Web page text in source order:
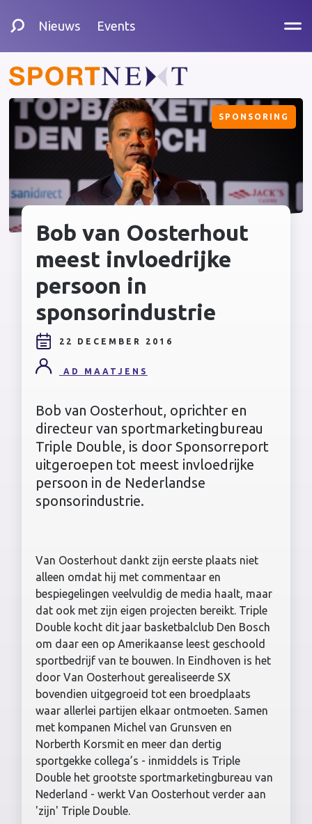
Nieuws Events
SPONSORING
Bob van Oosterhout
meest invloedrijke
persoon in
sponsorindustrie
22 DECEMBER 2016
AD MAATJENS
Bob van Oosterhout, oprichter en
directeur van sportmarketingbureau
Triple Double, is door Sponsorreport
uitgeroepen tot meest invloedrijke
persoon in de Nederlandse
sponsorindustrie.
Van Oosterhout dankt zijn eerste plaats niet
alleen omdat hij met commentaar en
bespiegelingen veelvuldig de media haalt, maar
dat ook met zijn eigen projecten bereikt. Triple
Double kocht dit jaar basketbalclub Den Bosch
om daar een op Amerikaanse leest geschoold
sportbedrijf van te bouwen. In Eindhoven is het
door Van Oosterhout gerealiseerde SX
bovendien uitgegroeid tot een broedplaats
waar allerlei partijen elkaar ontmoeten. Samen
met kompanen Michel van Grunsven en
Norberth Korsmit en meer dan dertig
sportgekke collega’s - inmiddels is Triple
Double het grootste sportmarketingbureau van
Nederland - werkt Van Oosterhout verder aan
'zijn' Triple Double.